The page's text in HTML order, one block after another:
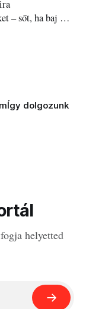
– sőt, ha baj van
Így dolgozunk
helyetted